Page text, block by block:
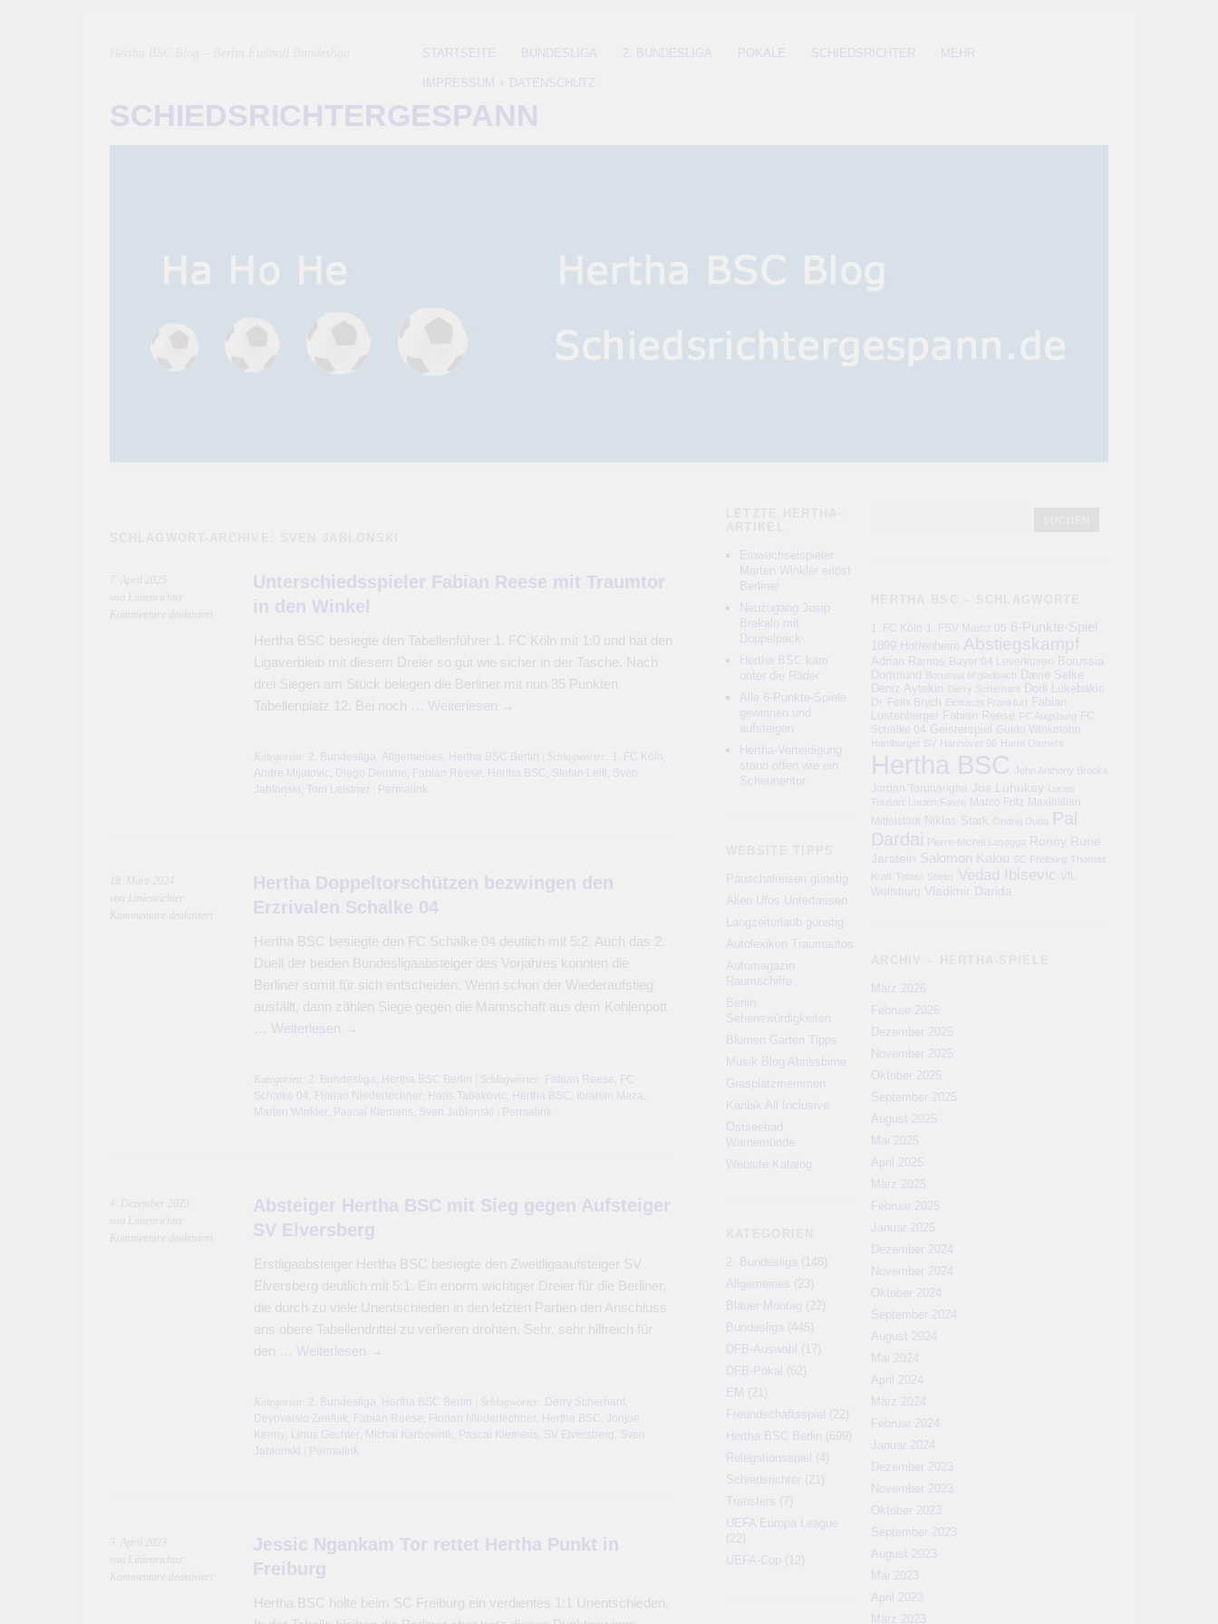
STARTSEITE BUNDESLIGA 2. BUNDESLIGA POKALE SCHIEDSRICHTER MEHR
IMPRESSUM + DATENSCHUTZ
SCHIEDSRICHTERGESPANN
7. April 2025
von Linienrichter
Kommentare deaktiviert
Unterschiedsspieler Fabian Reese mit Traumtor
in den Winkel
Hertha BSC besiegte den Tabellenführer 1. FC Köln mit 1:0 und hat den
Ligaverbleib mit diesem Dreier so gut wie sicher in der Tasche. Nach
drei Siegen am Stück belegen die Berliner mit nun 35 Punkten
Tabellenplatz 12. Bei noch … Weiterlesen →
Kategorien: 2. Bundesliga Allgemeines Hertha BSC Berlin | Schlagwörter: 1. FC Köln
Andre Mijatovic
Diego Demme Fabian Reese Hertha BSC Stefan Leitl
Sven
Jablonski
Toni Leistner Permalink
18. März 2024
von Linienrichter
Kommentare deaktiviert
Doppeltorschützen
bezwingen
Hertha Doppeltorschützen bezwingen den
Erzrivalen Schalke 04
Hertha BSC besiegte den FC Schalke 04 deutlich mit 5:2. Auch das 2.
Duell der beiden Bundesligaabsteiger des Vorjahres konnten die
Berliner somit für sich entscheiden. Wenn schon der Wiederaufstieg
ausfällt, dann zählen Siege gegen die Mannschaft aus dem Kohlenpott
… Weiterlesen →
Kategorien: 2. Bundesliga Hertha BSC Berlin | Schlagwörter: Fabian Reese
FC
Schalke 04
Florian Niederlechner Haris Tabakovic Hertha BSC Ibrahim Maza
Marten Winkler
Pascal Klemens Sven Jablonski Permalink
4. Dezember 2023
von Linienrichter
Kommentare deaktiviert
Aufsteiger
Absteiger Hertha BSC mit Sieg gegen Aufsteiger
SV Elversberg
Erstligaabsteiger Hertha BSC besiegte den Zweitligaaufsteiger SV
Elversberg deutlich mit 5:1. Ein enorm wichtiger Dreier für die Berliner,
die durch zu viele Unentschieden in den letzten Partien den Anschluss
ans obere Tabellendrittel zu verlieren drohten. Sehr, sehr hilfreich für
den … Weiterlesen →
Kategorien: 2. Bundesliga Hertha BSC Berlin | Schlagwörter: Derry Scherhant
Deyovaisio Zeefuik
Fabian Reese Florian Niederlechner Hertha BSC
Jonjoe
Kenny
Linus Gechter Michal Karbownik Pascal Klemens SV Elversberg
Sven
Jablonski
Permalink
3. April 2023
von Linienrichter
Kommentare deaktiviert
Jessic Ngankam Tor rettet Hertha Punkt in
Freiburg
Hertha BSC holte beim SC Freiburg ein verdientes 1:1 Unentschieden.
Einwechselspieler
Marten Winkler erlöst
Berliner
Neuzugang Josip
Brekalo mit
Doppelpack
Hertha BSC kam
unter die Räder
Alle 6-Punkte-Spiele
gewinnen und
aufsteigen
Hertha-Verteidigung
stand offen wie ein
Scheunentor
Pauschalreisen günstig
Alien Ufos Untertassen
Langzeiturlaub günstig
Autolexikon Traumautos
Automagazin
Raumschiffe
Berlin
Sehenswürdigkeiten
Blumen Garten Tipps
Musik Blog Abrissbirne
Grasplatzmemmen
Karibik All Inclusive
Ostseebad
Warnemünde
Website Katalog
2. Bundesliga (148)
Allgemeines (23)
Blauer Montag (22)
Bundesliga (445)
DFB-Auswahl
(17)
DFB-Pokal (62)
EM
(21)
Freundschaftsspiel
(22)
Hertha BSC Berlin
(699)
Relegationsspiel
(4)
Schiedsrichter(21)
Transfers (7)
UEFA Europa League
(22)
UEFA-Cup
(12)
1. FC Köln 1. FSV Mainz 05 6-Punkte-Spiel
1899 Hoffenheim Abstiegskampf
Adrian Ramos Bayer 04 Leverkusen
Borussia
Dortmund
Borussia M'gladbach Davie Selke
Deniz Aytekin Derry Scherhant Dodi Lukebakio
Dr. Felix Brych Eintracht Frankfurt
Fabian
Lustenberger Fabian Reese FC Augsburg
FC
Schalke 04
Geisterspiel
Guido Winkmann
Hamburger SV
Hannover 96 Harm Osmers
Hertha BSC
John Anthony Brooks
Jordan Torunarigha
Jos Luhukay
Lucas
Tousart
Lucien Favre Marco Fritz Maximilian
Mittelstädt
Niklas Stark Ondrej Duda Pal
Dardai Pierre-Michel Lasogga Ronny
Rune
Jarstein Salomon Kalou SC Freiburg
Thomas
Kraft
Tobias Stieler Vedad Ibisevic
VfL
Wolfsburg
Vladimir Darida
März 2026
Februar 2026
Dezember 2025
November 2025
Oktober 2025
September 2025
August 2025
Mai 2025
April 2025
März 2025
Februar 2025
Januar 2025
Dezember 2024
November 2024
Oktober 2024
September 2024
August 2024
Mai 2024
April 2024
März 2024
Februar 2024
Januar 2024
Dezember 2023
November 2023
Oktober 2023
September 2023
August 2023
Mai 2023
April 2023
März 2023